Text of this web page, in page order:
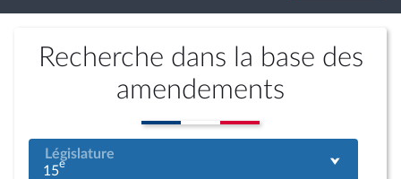
Recherche dans la base des
amendements
Législature
15e